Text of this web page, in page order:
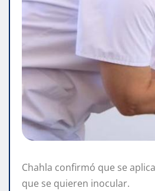
Chahla confirmó que se
que se quieren inocular.